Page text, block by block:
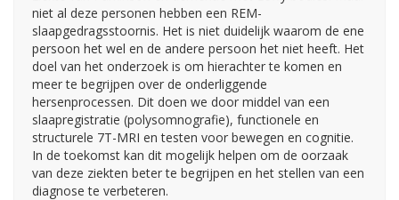
niet al deze personen hebben een REM-
slaapgedragsstoornis. Het is niet duidelijk waarom de ene
persoon het wel en de andere persoon het niet heeft. Het
doel van het onderzoek is om hierachter te komen en
meer te begrijpen over de onderliggende
hersenprocessen. Dit doen we door middel van een
slaapregistratie (polysomnografie), functionele en
structurele 7T-MRI en testen voor bewegen en cognitie.
In de toekomst kan dit mogelijk helpen om de oorzaak
van deze ziekten beter te begrijpen en het stellen van een
diagnose te verbeteren.